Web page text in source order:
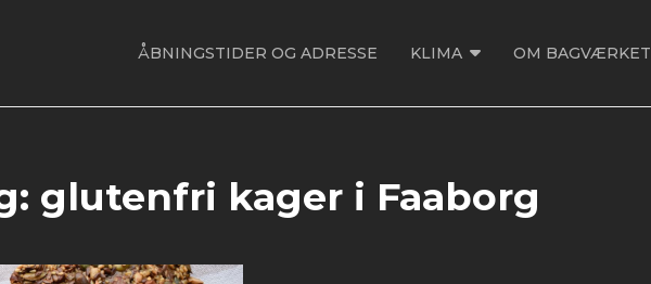
ÅBNINGSTIDER OG ADRESSE KLIMA OM BAGVÆRKET
glutenfri kager i Faaborg